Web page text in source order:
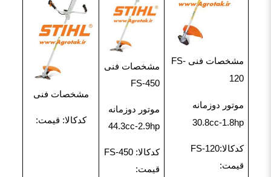
مشخصات فنی FS-
120
موتور دوزمانه
30.8cc-1.8hp
کدکالا:FS-120
قیمت:
مشخصات فنی
FS-450
موتور دوزمانه
44.3cc-2.9hp
کدکالا: FS-450
قیمت:
مشخصات فنی
کدکالا: قیمت: